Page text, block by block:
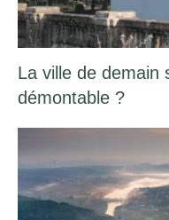
La ville de demain
démontable ?